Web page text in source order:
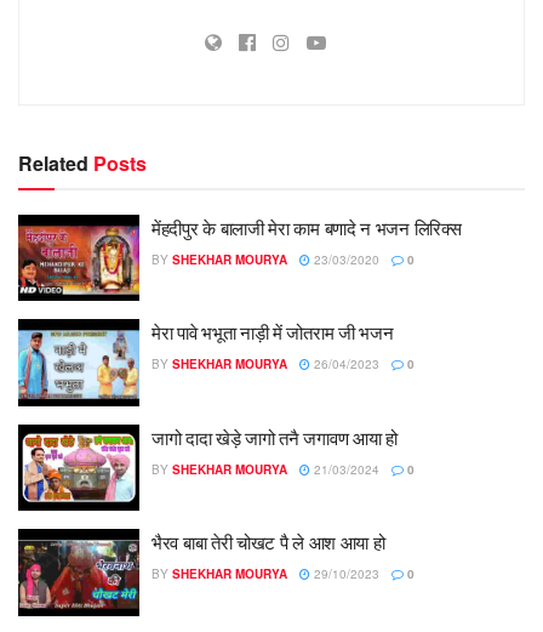
Related Posts
मेंहदीपुर के बालाजी मेरा काम बणादे न भजन लिरिक्स
BY SHEKHAR MOURYA 23/03/2020 0
मेरा पावे भभूता नाड़ी में जोतराम जी भजन
BY SHEKHAR MOURYA 26/04/2023 0
जागो दादा खेड़े जागो तनै जगावण आया हो
BY SHEKHAR MOURYA 21/03/2024 0
भैरव बाबा तेरी चोखट पै ले आश आया हो
BY SHEKHAR MOURYA 29/10/2023 0